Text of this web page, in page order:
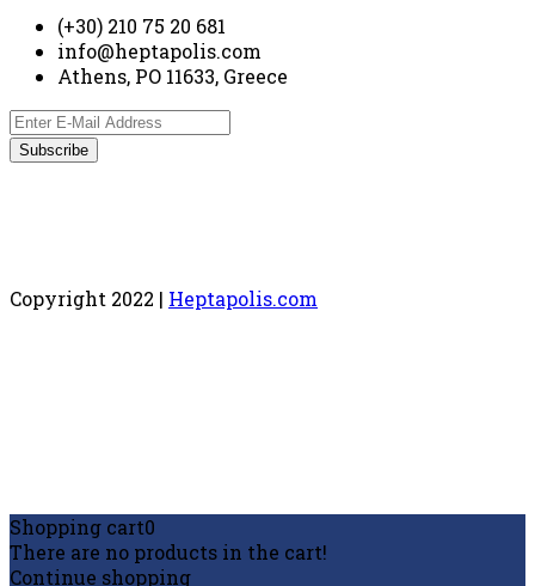
(+30) 210 75 20 681
info@heptapolis.com
Athens, PO 11633, Greece
Copyright 2022 | Heptapolis.com
Shopping cart0
There are no products in the cart!
Continue shopping